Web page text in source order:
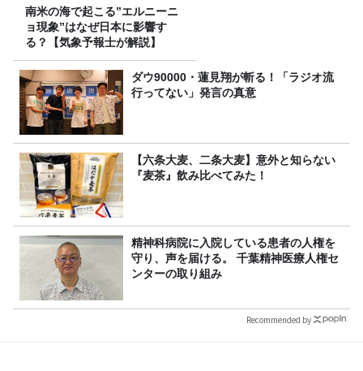
南米の海で起こる”エルニーニ
ョ現象”はなぜ日本に影響す
る？【気象予報士が解説】
ダウ90000・蓮見翔が斬る！「ラジオ流
行ってない」発言の真意
【六条大麦、二条大麦】意外と知らない
『麦茶』飲み比べてみた！
精神科病院に入院している患者の人権を
守り、声を届ける。 千葉精神医療人権セ
ンターの取り組み
Recommended by